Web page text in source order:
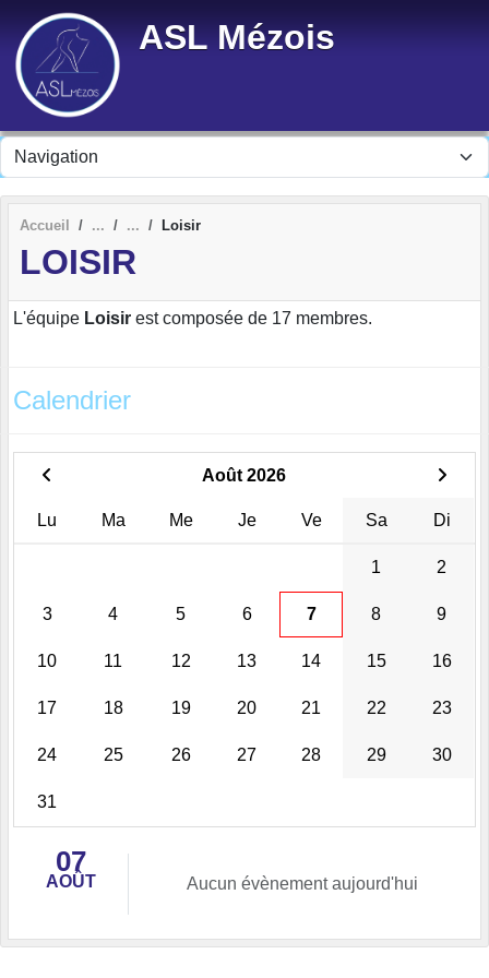
ASL Mézois
Accueil Loisir
LOISIR
L'équipe Loisir est composée de 17 membres.
Calendrier
Août 2026
Lu Ma Me Je Ve Sa Di
1 2
3 4 5 6 7 8 9
10 11 12 13 14 15 16
17 18 19 20 21 22 23
24 25 26 27 28 29 30
31
07
AOÛT Aucun évènement aujourd'hui
Panneau de gestion des cookies